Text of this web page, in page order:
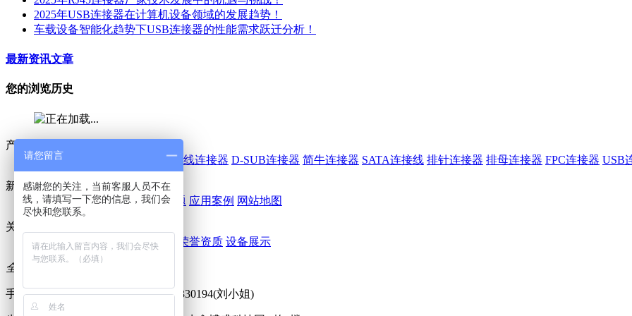
2025年USB连接器在计算机设备领域的发展趋势！
车载设备智能化趋势下USB连接器的性能需求跃迁分析！
最新资讯文章
您的浏览历史
产品中心
线对板连接器
线对线连接器 D-SUB连接器 简牛连接器 SATA连接线 排针连接器 排母连接器 FPC连接器 USB
新闻 / 案例
鑫鹏博动态 行业动态 常见问题 应用案例 网站地图
关于我们
公司简介 企业文化 企业风采 荣誉资质 设备展示
全国免费咨询热线：
手机：18924670453(卢先生) / 13715330194(刘小姐)
请您留言
感谢您的关注，当前客服人员不在
线，请填写一下您的信息，我们会
尽快和您联系。